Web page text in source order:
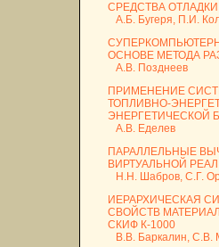
СРЕДСТВА
А.Б. Бугеря, П.И.
ОСНОВЕ МЕТОДА
А.В. Позднеев
ПРИМЕНЕНИЕ
ТОПЛИВНО-
ЭНЕРГЕТИЧЕСКОЙ
А.В. Еделев
ПАРАЛЛЕЛЬНЫЕ
ВИРТУАЛЬНОЙ
Н.Н. Шабров, С.Г.
ИЕРАРХИЧЕСКАЯ
СВОЙСТВ
СКИФ К-1000
В.В. Баркалин, С.В.